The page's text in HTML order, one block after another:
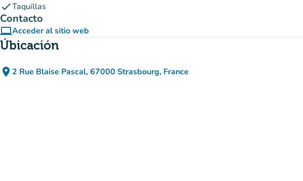
checkTaquillas
Contacto
computerAcceder al sitio web
(nueva pestaña)
Úbicación
place 2 Rue Blaise Pascal, 67000 Strasbourg, France
(abrir en Google Maps)
(nueva pestaña)